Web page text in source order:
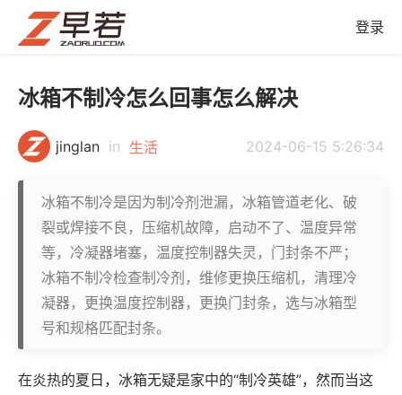
登录
冰箱不制冷怎么回事怎么解决
jinglan in 生活 2024-06-15 5:26:34
冰箱不制冷是因为制冷剂泄漏，冰箱管道老化、破
裂或焊接不良，压缩机故障，启动不了、温度异常
等，冷凝器堵塞，温度控制器失灵，门封条不严；
冰箱不制冷检查制冷剂，维修更换压缩机，清理冷
凝器，更换温度控制器，更换门封条，选与冰箱型
号和规格匹配封条。
在炎热的夏日，冰箱无疑是家中的“制冷英雄”，然而当这